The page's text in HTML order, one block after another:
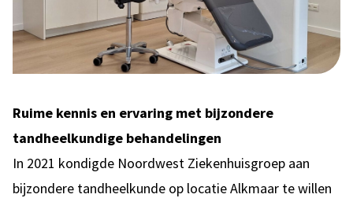
Ruime kennis en ervaring met bijzondere
tandheelkundige behandelingen
In 2021 kondigde Noordwest Ziekenhuisgroep aan
bijzondere tandheelkunde op locatie Alkmaar te willen